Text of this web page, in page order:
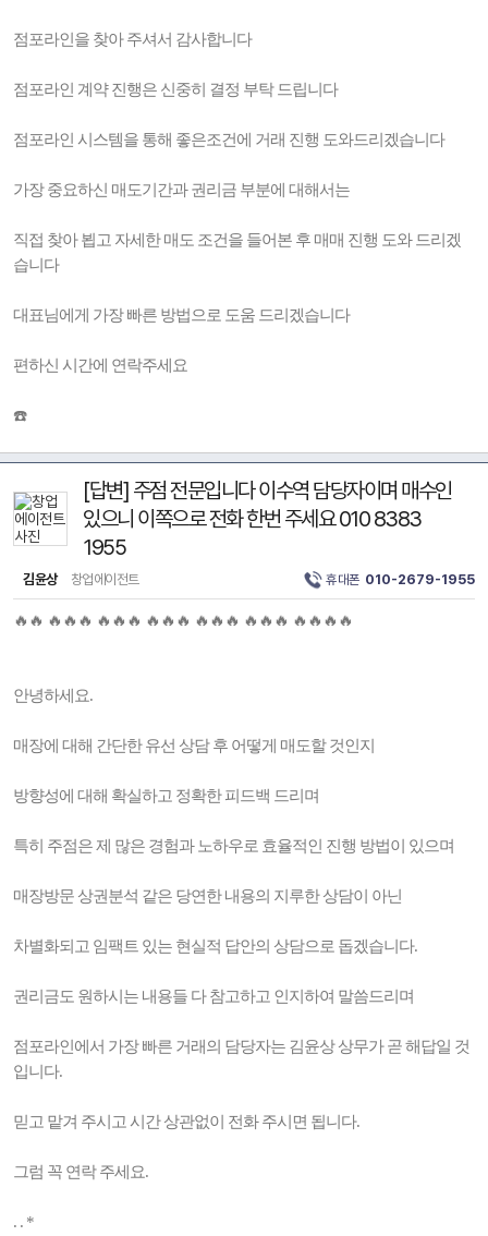
점포라인을 찾아 주셔서 감사합니다
점포라인 계약 진행은 신중히 결정 부탁 드립니다
점포라인 시스템을 통해 좋은조건에 거래 진행 도와드리겠습니다
가장 중요하신 매도기간과 권리금 부분에 대해서는
직접 찾아 뵙고 자세한 매도 조건을 들어본 후 매매 진행 도와 드리겠
습니다
대표님에게 가장 빠른 방법으로 도움 드리겠습니다
편하신 시간에 연락주세요
☎️
[답변] 주점 전문입니다 이수역 담당자이며 매수인
있으니 이쪽으로 전화 한번 주세요 010 8383
1955
김윤상 창업에이전트 휴대폰 010-2679-1955
🔥🔥 🔥🔥🔥 🔥🔥🔥 🔥🔥🔥 🔥🔥🔥 🔥🔥🔥 🔥🔥🔥🔥
안녕하세요.
매장에 대해 간단한 유선 상담 후 어떻게 매도할 것인지
방향성에 대해 확실하고 정확한 피드백 드리며
특히 주점은 제 많은 경험과 노하우로 효율적인 진행 방법이 있으며
매장방문 상권분석 같은 당연한 내용의 지루한 상담이 아닌
차별화되고 임팩트 있는 현실적 답안의 상담으로 돕겠습니다.
권리금도 원하시는 내용들 다 참고하고 인지하여 말씀드리며
점포라인에서 가장 빠른 거래의 담당자는 김윤상 상무가 곧 해답일 것
입니다.
믿고 맡겨 주시고 시간 상관없이 전화 주시면 됩니다.
그럼 꼭 연락 주세요.
. . *